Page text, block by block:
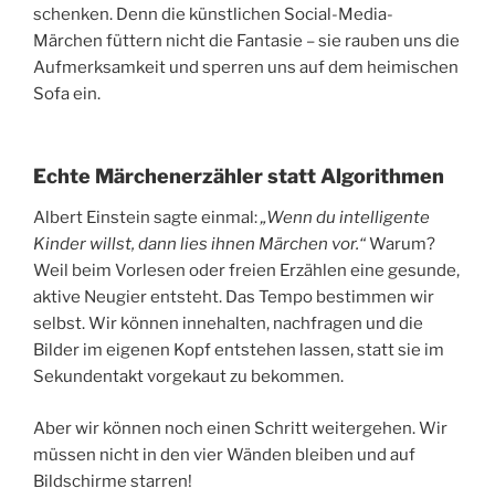
schenken. Denn die künstlichen Social-Media-
Märchen füttern nicht die Fantasie – sie rauben uns die
Aufmerksamkeit und sperren uns auf dem heimischen
Sofa ein.
Echte Märchenerzähler statt Algorithmen
Albert Einstein sagte einmal:„Wenn du intelligente
Kinder willst, dann lies ihnen Märchen vor.“Warum?
Weil beim Vorlesen oder freien Erzählen eine gesunde,
aktive Neugier entsteht. Das Tempo bestimmen wir
selbst. Wir können innehalten, nachfragen und die
Bilder im eigenen Kopf entstehen lassen, statt sie im
Sekundentakt vorgekaut zu bekommen.
Aber wir können noch einen Schritt weitergehen. Wir
müssen nicht in den vier Wänden bleiben und auf
Bildschirme starren!